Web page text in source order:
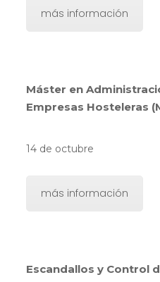
más información
Máster en
Empresas Hosteleras
14 de octubre
más información
Escandallos y Control